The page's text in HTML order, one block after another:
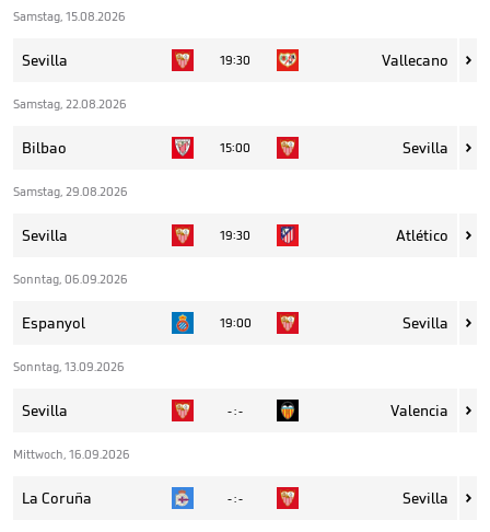
Samstag, 15.08.2026
Sevilla 19:30 Vallecano 
Samstag, 22.08.2026
Bilbao 15:00 Sevilla 
Samstag, 29.08.2026
Sevilla 19:30 Atlético 
Sonntag, 06.09.2026
Espanyol 19:00 Sevilla 
Sonntag, 13.09.2026
Sevilla - : - Valencia 
Mittwoch, 16.09.2026
La Coruña - : - Sevilla 